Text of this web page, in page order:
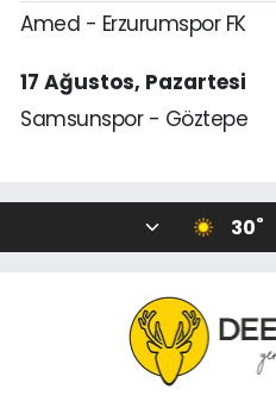
Amed - Erzurumspor FK
17 Ağustos, Pazartesi
Samsunspor - Göztepe
30°